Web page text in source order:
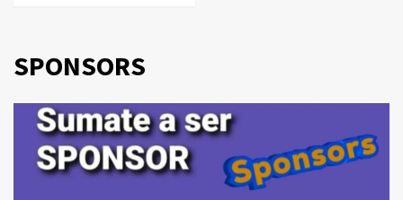
SPONSORS